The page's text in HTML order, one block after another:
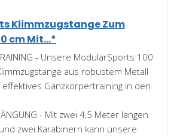
Klimmzugstange Zum
cm Mit...*
- Unsere ModularSports 100
aus robustem Metall
Ganzkörpertraining in den
- Mit zwei 4,5 Meter langen
zwei Karabinern kann unsere